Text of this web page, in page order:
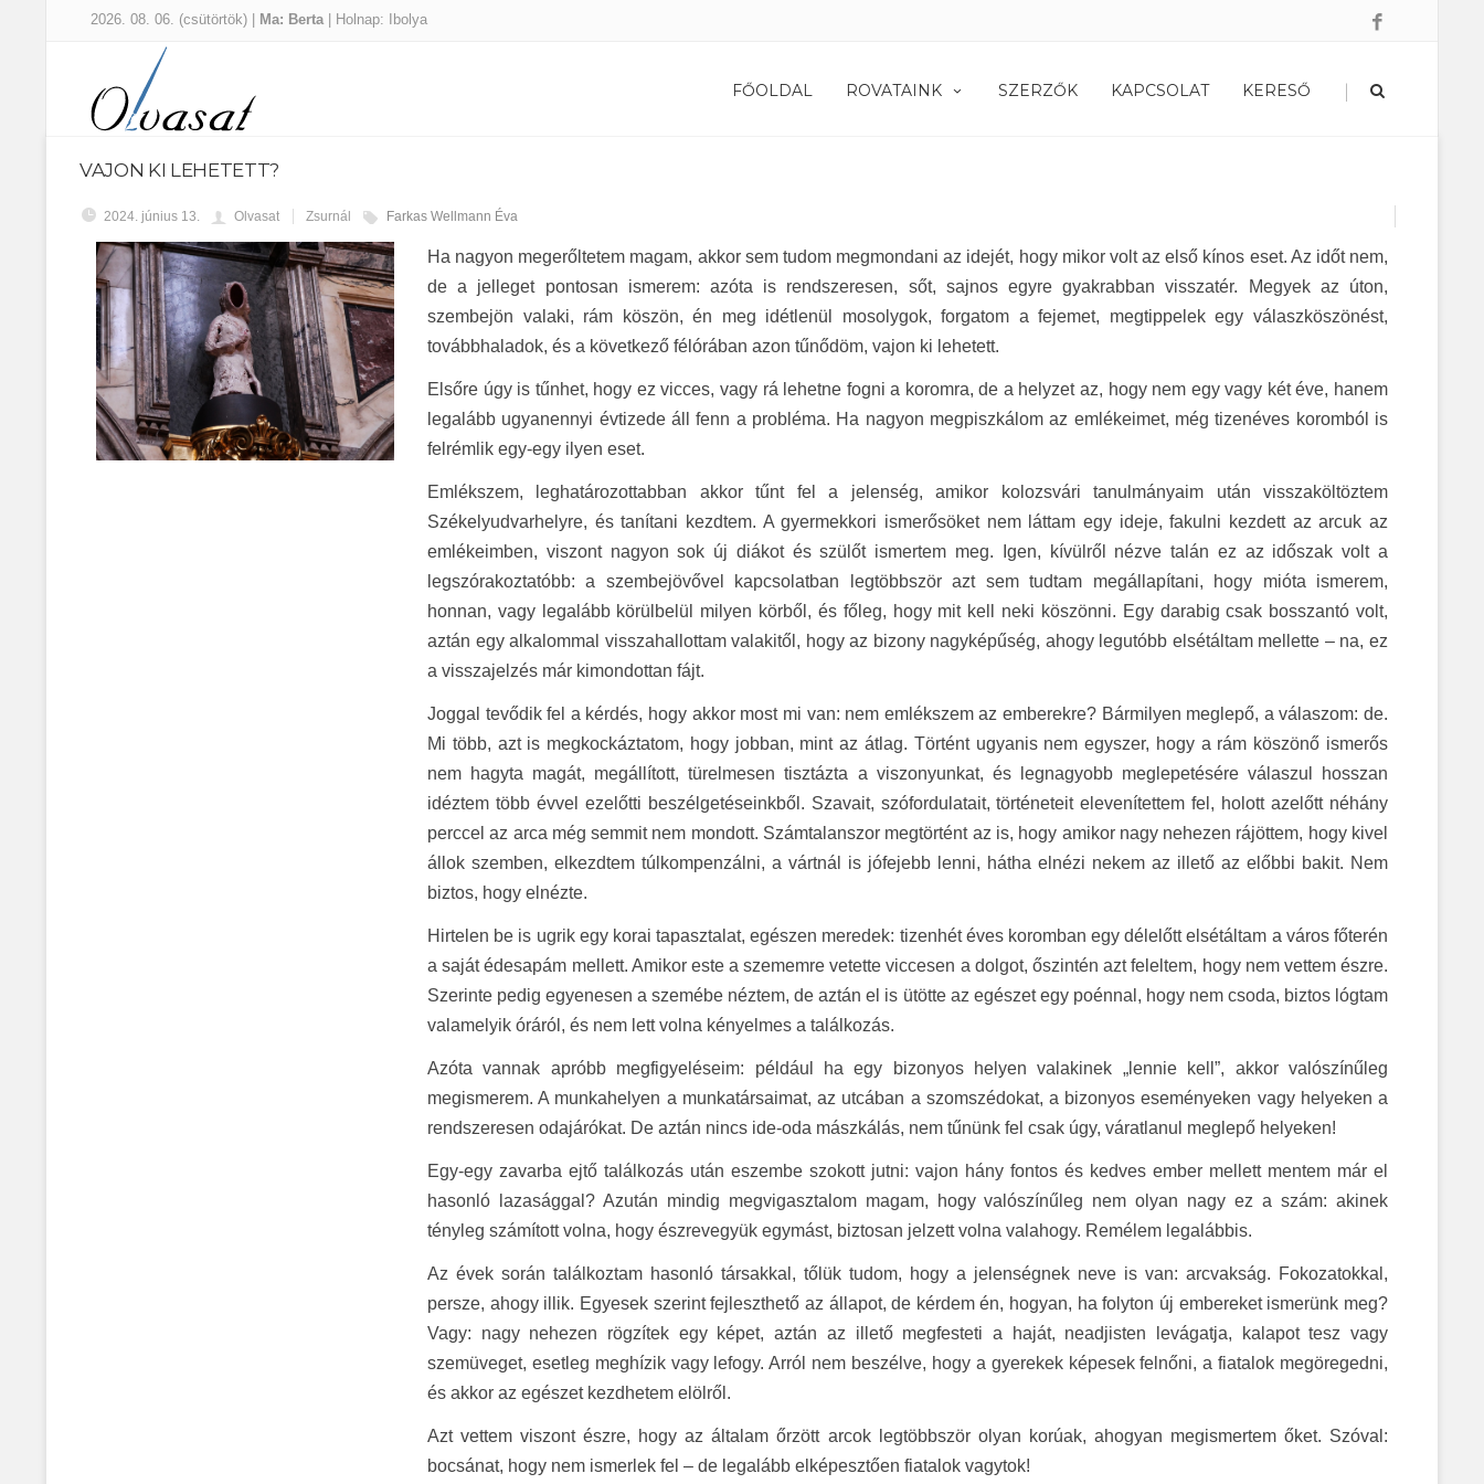
2026. 08. 06. (csütörtök) | Ma: Berta | Holnap: Ibolya
FŐOLDAL ROVATAINK SZERZŐK KAPCSOLAT KERESŐ |
VAJON KI LEHETETT?
2024. június 13. Olvasat Zsurnál Farkas Wellmann Éva
Ha nagyon megerőltetem magam, akkor sem tudom megmondani az idejét, hogy mikor volt az első kínos eset. Az időt nem,
de a jelleget pontosan ismerem: azóta is rendszeresen, sőt, sajnos egyre gyakrabban visszatér. Megyek az úton,
szembejön valaki, rám köszön, én meg idétlenül mosolygok, forgatom a fejemet, megtippelek egy válaszköszönést,
továbbhaladok, és a következő félórában azon tűnődöm, vajon ki lehetett.
Elsőre úgy is tűnhet, hogy ez vicces, vagy rá lehetne fogni a koromra, de a helyzet az, hogy nem egy vagy két éve, hanem
legalább ugyanennyi évtizede áll fenn a probléma. Ha nagyon megpiszkálom az emlékeimet, még tizenéves koromból is
felrémlik egy-egy ilyen eset.
Emlékszem, leghatározottabban akkor tűnt fel a jelenség, amikor kolozsvári tanulmányaim után visszaköltöztem
Székelyudvarhelyre, és tanítani kezdtem. A gyermekkori ismerősöket nem láttam egy ideje, fakulni kezdett az arcuk az
emlékeimben, viszont nagyon sok új diákot és szülőt ismertem meg. Igen, kívülről nézve talán ez az időszak volt a
legszórakoztatóbb: a szembejövővel kapcsolatban legtöbbször azt sem tudtam megállapítani, hogy mióta ismerem,
honnan, vagy legalább körülbelül milyen körből, és főleg, hogy mit kell neki köszönni. Egy darabig csak bosszantó volt,
aztán egy alkalommal visszahallottam valakitől, hogy az bizony nagyképűség, ahogy legutóbb elsétáltam mellette – na, ez
a visszajelzés már kimondottan fájt.
Joggal tevődik fel a kérdés, hogy akkor most mi van: nem emlékszem az emberekre? Bármilyen meglepő, a válaszom: de.
Mi több, azt is megkockáztatom, hogy jobban, mint az átlag. Történt ugyanis nem egyszer, hogy a rám köszönő ismerős
nem hagyta magát, megállított, türelmesen tisztázta a viszonyunkat, és legnagyobb meglepetésére válaszul hosszan
idéztem több évvel ezelőtti beszélgetéseinkből. Szavait, szófordulatait, történeteit elevenítettem fel, holott azelőtt néhány
perccel az arca még semmit nem mondott. Számtalanszor megtörtént az is, hogy amikor nagy nehezen rájöttem, hogy kivel
állok szemben, elkezdtem túlkompenzálni, a vártnál is jófejebb lenni, hátha elnézi nekem az illető az előbbi bakit. Nem
biztos, hogy elnézte.
Hirtelen be is ugrik egy korai tapasztalat, egészen meredek: tizenhét éves koromban egy délelőtt elsétáltam a város főterén
a saját édesapám mellett. Amikor este a szememre vetette viccesen a dolgot, őszintén azt feleltem, hogy nem vettem észre.
Szerinte pedig egyenesen a szemébe néztem, de aztán el is ütötte az egészet egy poénnal, hogy nem csoda, biztos lógtam
valamelyik óráról, és nem lett volna kényelmes a találkozás.
Azóta vannak apróbb megfigyeléseim: például ha egy bizonyos helyen valakinek „lennie kell”, akkor valószínűleg
megismerem. A munkahelyen a munkatársaimat, az utcában a szomszédokat, a bizonyos eseményeken vagy helyeken a
rendszeresen odajárókat. De aztán nincs ide-oda mászkálás, nem tűnünk fel csak úgy, váratlanul meglepő helyeken!
Egy-egy zavarba ejtő találkozás után eszembe szokott jutni: vajon hány fontos és kedves ember mellett mentem már el
hasonló lazasággal? Azután mindig megvigasztalom magam, hogy valószínűleg nem olyan nagy ez a szám: akinek
tényleg számított volna, hogy észrevegyük egymást, biztosan jelzett volna valahogy. Remélem legalábbis.
Az évek során találkoztam hasonló társakkal, tőlük tudom, hogy a jelenségnek neve is van: arcvakság. Fokozatokkal,
persze, ahogy illik. Egyesek szerint fejleszthető az állapot, de kérdem én, hogyan, ha folyton új embereket ismerünk meg?
Vagy: nagy nehezen rögzítek egy képet, aztán az illető megfesteti a haját, neadjisten levágatja, kalapot tesz vagy
szemüveget, esetleg meghízik vagy lefogy. Arról nem beszélve, hogy a gyerekek képesek felnőni, a fiatalok megöregedni,
és akkor az egészet kezdhetem elölről.
Azt vettem viszont észre, hogy az általam őrzött arcok legtöbbször olyan korúak, ahogyan megismertem őket. Szóval:
bocsánat, hogy nem ismerlek fel – de legalább elképesztően fiatalok vagytok!